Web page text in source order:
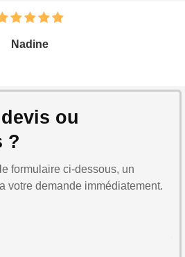
Nadine
ou
?
formulaire ci-dessous, un
votre demande immédiatement.